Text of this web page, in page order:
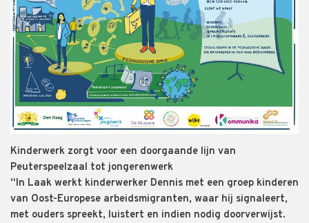
Kinderwerk zorgt voor een doorgaande lijn van
Peuterspeelzaal tot jongerenwerk
“In Laak werkt kinderwerker Dennis met een groep kinderen
van Oost-Europese arbeidsmigranten, waar hij signaleert,
met ouders spreekt, luistert en indien nodig doorverwijst.